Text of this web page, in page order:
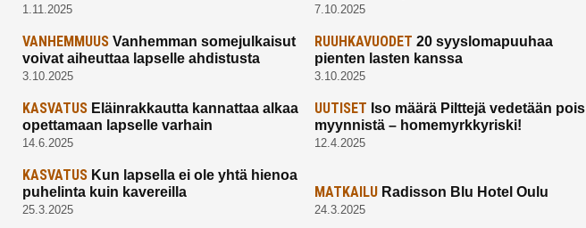
1.11.2025 7.10.2025
VANHEMMUUS Vanhemman somejulkaisut
voivat aiheuttaa lapselle ahdistusta
3.10.2025
RUUHKAVUODET 20 syyslomapuuhaa
pienten lasten kanssa
3.10.2025
KASVATUS Eläinrakkautta kannattaa alkaa
opettamaan lapselle varhain
14.6.2025
UUTISET Iso määrä Pilttejä vedetään pois
myynnistä – homemyrkkyriski!
12.4.2025
KASVATUS Kun lapsella ei ole yhtä hienoa
puhelinta kuin kavereilla
25.3.2025
MATKAILU Radisson Blu Hotel Oulu
24.3.2025